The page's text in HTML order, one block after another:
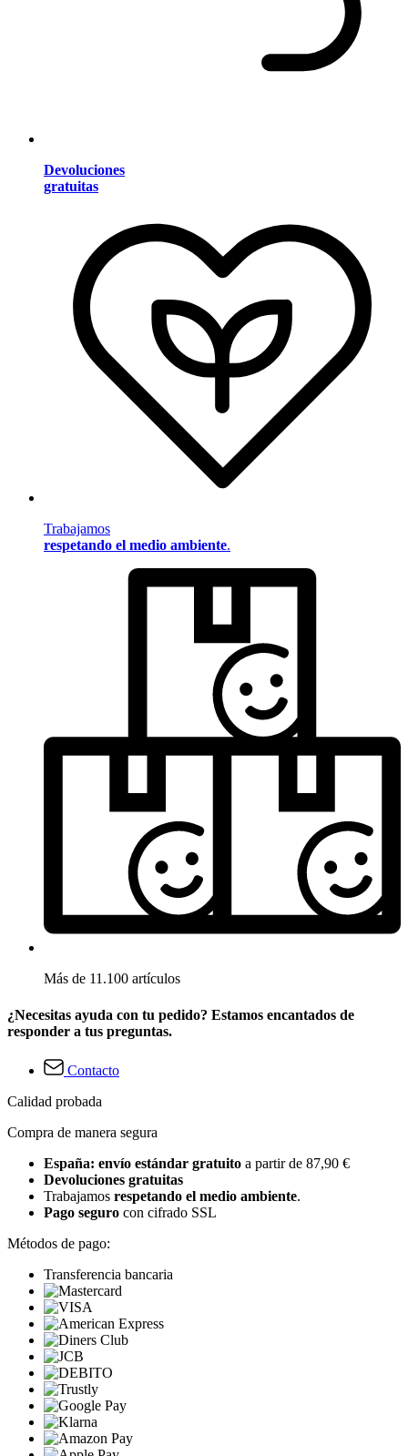
Devoluciones
gratuitas
Trabajamos
respetando el medio ambiente.
Más de 11.100 artículos
¿Necesitas ayuda con tu pedido? Estamos encantados de
responder a tus preguntas.
Contacto
Calidad probada
Compra de manera segura
España: envío estándar gratuito a partir de 87,90 €
Devoluciones gratuitas
Trabajamos respetando el medio ambiente.
Pago seguro con cifrado SSL
Métodos de pago:
Transferencia bancaria